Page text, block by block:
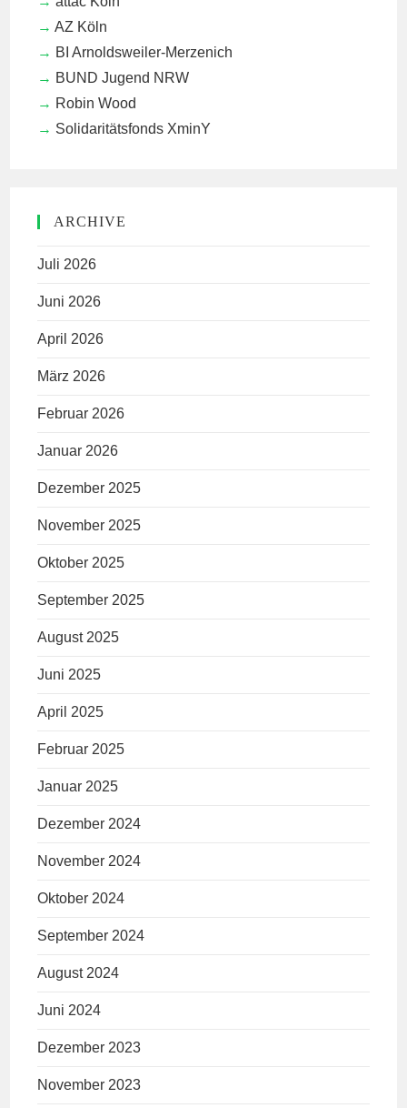
AZ Köln
BI Arnoldsweiler-Merzenich
BUND Jugend NRW
Robin Wood
Solidaritätsfonds XminY
ARCHIVE
Juli 2026
Juni 2026
April 2026
März 2026
Februar 2026
Januar 2026
Dezember 2025
November 2025
Oktober 2025
September 2025
August 2025
Juni 2025
April 2025
Februar 2025
Januar 2025
Dezember 2024
November 2024
Oktober 2024
September 2024
August 2024
Juni 2024
Dezember 2023
November 2023